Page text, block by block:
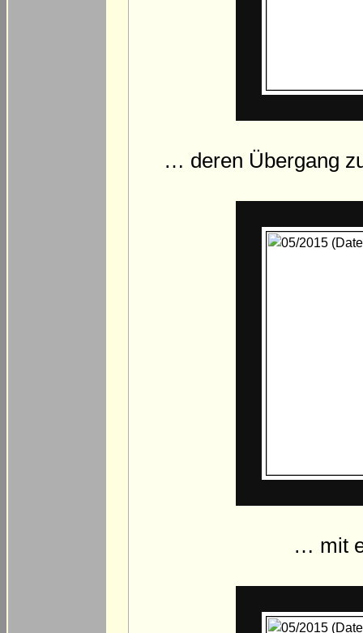
… deren Übergang
… mit